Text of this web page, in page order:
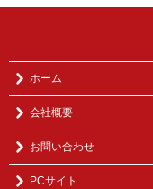
ホーム
会社概要
お問い合わせ
PCサイト